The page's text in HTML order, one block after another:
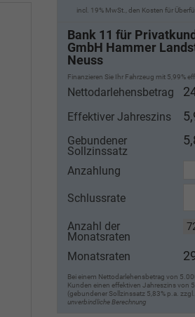
incl. 19% MwSt., den Kosten für
Bank 11 für
GmbH Hammer
Neuss
Finanzieren Sie Ihr Fahrzeug mit 5,99%
Nettodarlehensbetrag
Effektiver Jahreszins
Gebundener
Sollzinssatz
Anzahlung
Schlussrate
Anzahl der
Monatsraten
Monatsraten
Bei einem Nettodarlehensbetrag von
Kunden einen effektiven Jahreszins von
(gebundener Sollzinssatz 5,83% p.a.
unverbindliche Berechnung